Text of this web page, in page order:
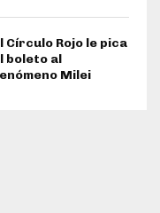
Círculo Rojo le pica
boleto al
Milei